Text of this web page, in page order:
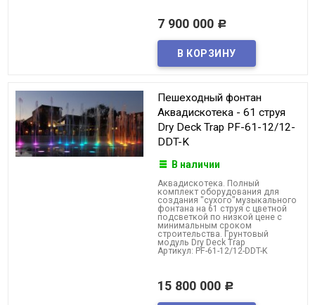
7 900 000 Р
Пешеходный фонтан
Аквадискотека - 61 струя
Dry Deck Trap PF-61-12/12-
DDT-K
В наличии
Аквадискотека. Полный
комплект оборудования для
создания "сухого"музыкального
фонтана на 61 струя с цветной
подсветкой по низкой цене с
минимальным сроком
строительства. Грунтовый
модуль Dry Deck Trap
Артикул: PF-61-12/12-DDT-K
15 800 000 Р